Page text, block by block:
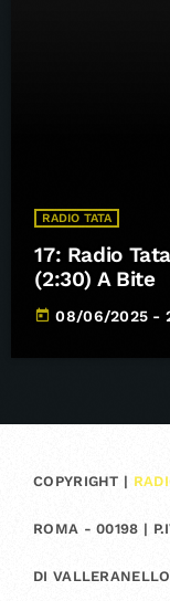
RADIO TATA
17: Radio
(2:30) A Bite
today 08/06/2025 -
COPYRIGHT |
ROMA - 00198 |
DI